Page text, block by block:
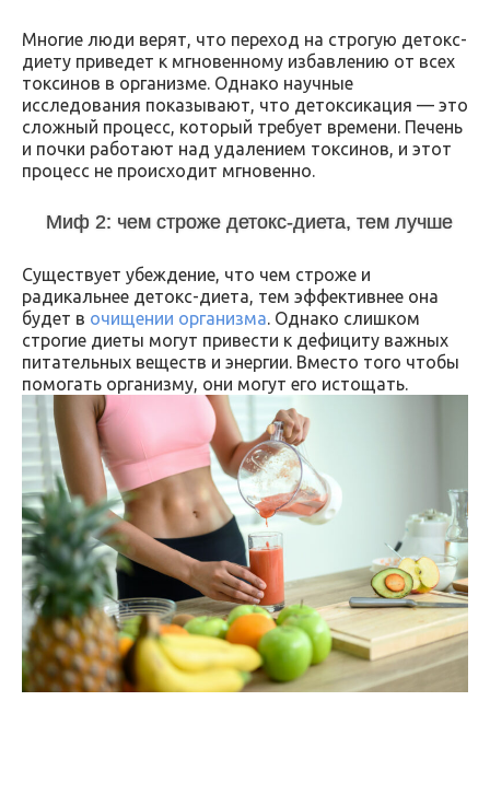
Многие люди верят, что переход на строгую детокс-
диету приведет к мгновенному избавлению от всех
токсинов в организме. Однако научные
исследования показывают, что детоксикация — это
сложный процесс, который требует времени. Печень
и почки работают над удалением токсинов, и этот
процесс не происходит мгновенно.
Миф 2: чем строже детокс-диета, тем лучше
Существует убеждение, что чем строже и
радикальнее детокс-диета, тем эффективнее она
будет в очищении организма. Однако слишком
строгие диеты могут привести к дефициту важных
питательных веществ и энергии. Вместо того чтобы
помогать организму, они могут его истощать.